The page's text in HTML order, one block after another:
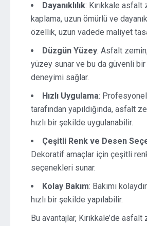
Dayanıklılık: Kırıkkale asfalt
kaplama, uzun ömürlü ve
özellik, uzun vadede maliyet
Düzgün Yüzey: Asfalt
yüzey sunar ve bu da güvenli
deneyimi sağlar.
Hızlı Uygulama:
tarafından yapıldığında, asfalt
hızlı bir şekilde uygulanabilir.
Çeşitli Renk ve Desen
Dekoratif amaçlar için çeşitli
seçenekleri sunar.
Kolay Bakım: Bakımı
hızlı bir şekilde yapılabilir.
Bu avantajlar, Kırıkkale’de asfalt